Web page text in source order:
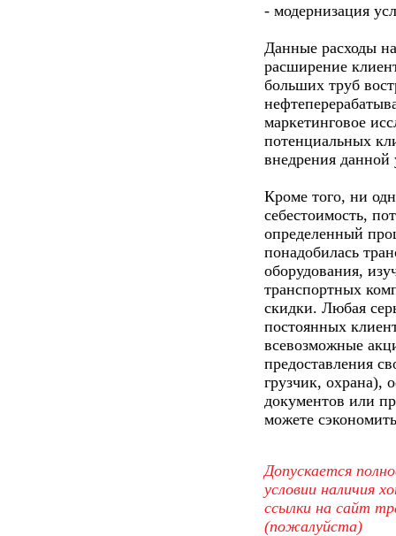
- модернизация
Данные расходы
расширение
больших труб
маркетинговое
потенциальных
внедрения данной
Кроме того, ни
себестоимость,
определенный
понадобилась
оборудования,
транспортных
скидки. Любая
постоянных
всевозможные
предоставления
грузчик, охрана),
документов или
можете
Допускается
условии наличия
ссылки на сайт
(пожалуйста)